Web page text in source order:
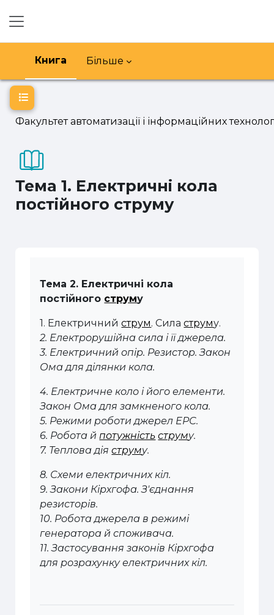
Книга Більше
Факультет автоматизації і інформаційних
Тема 1. Електричні кола
постійного струму
Відкритий покажчик курсу
Тема 2. Електричні кола
постійного струму
1. Електричнийструм. Силаструму.
2. Електрорушійна сила і її джерела.
3. Електричний опір. Резистор. Закон
Ома для ділянки кола.
4. Електричне коло і його елементи.
Закон Ома для замкненого кола.
5. Режими роботи джерел ЕРС.
6. Робота й потужність струму.
7. Теплова діяструму.
8. Схеми електричних кіл.
9. Закони Кірхгофа. З'єднання
резисторів.
10. Робота джерела в режимі
генератора й споживача.
11. Застосування законів Кірхгофа
для розрахунку електричних кіл.